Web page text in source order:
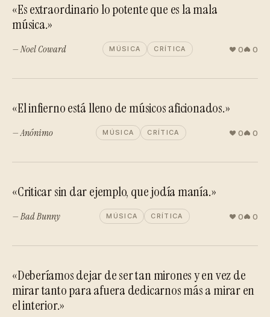
«Es extraordinario lo potente que es la mala
música.»
— Noel Coward MÚSICA CRÍTICA 0 0
«El infierno está lleno de músicos aficionados.»
— Anónimo MÚSICA CRÍTICA 0 0
«Criticar sin dar ejemplo, que jodía manía.»
— Bad Bunny MÚSICA CRÍTICA 0 0
«Deberíamos dejar de ser tan mirones y en vez de
mirar tanto para afuera dedicarnos más a mirar en
el interior.»